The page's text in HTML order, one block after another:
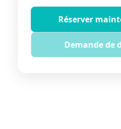
Réserver
Demande de